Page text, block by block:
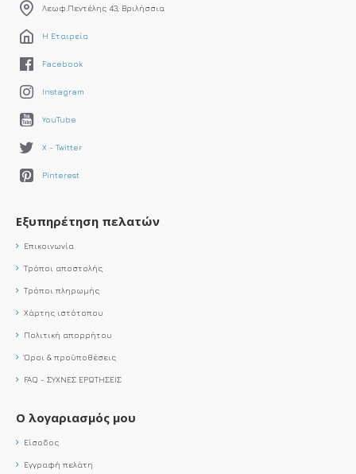
Λεωφ.Πεντέλης 43, Βριλήσσια
Η Εταιρεία
Facebook
Instagram
YouTube
X - Twitter
Pinterest
Εξυπηρέτηση πελατών
Επικοινωνία
Τρόποι αποστολής
Τρόποι πληρωμής
Χάρτης ιστότοπου
Πολιτική απορρήτου
Όροι & προϋποθέσεις
FAQ - ΣΥΧΝΕΣ ΕΡΩΤΗΣΕΙΣ
Ο λογαριασμός μου
Είσοδος
Εγγραφή πελάτη